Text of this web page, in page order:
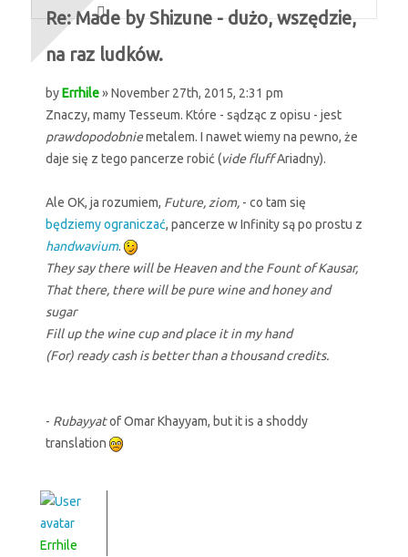
Re: Made by Shizune - dużo, wszędzie,
na raz ludków.
byErrhile» November 27th, 2015, 2:31 pm
Znaczy, mamy Tesseum. Które - sądząc z opisu - jest
prawdopodobniemetalem. I nawet wiemy na pewno, że
daje się z tego pancerze robić (vide fluffAriadny).
Ale OK, ja rozumiem, Future, ziom, - co tam się
będziemy ograniczać, pancerze w Infinity są po prostu z
handwavium.
They say there will be Heaven and the Fount of Kausar,
That there, there will be pure wine and honey and
sugar
Fill up the wine cup and place it in my hand
(For) ready cash is better than a thousand credits.
- Rubayyatof Omar Khayyam, but it is a shoddy
translation
Errhile